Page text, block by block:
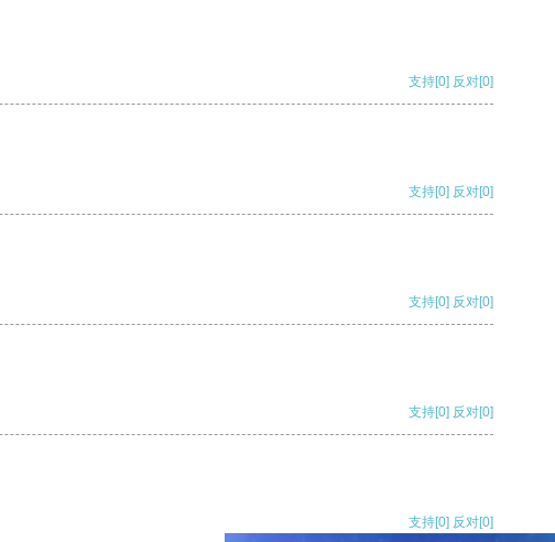
支持[0] 反对[0]
支持[0] 反对[0]
支持[0] 反对[0]
支持[0] 反对[0]
支持[0] 反对[0]